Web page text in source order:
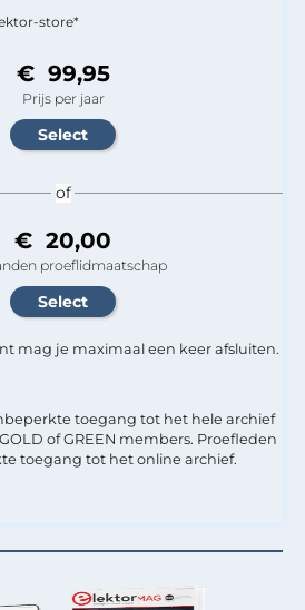
store*
€ 99,95
Prijs per jaar
of
€ 20,00
proeflidmaatschap
mag je maximaal een keer afsluiten.
toegang tot het hele archief
of GREEN members. Proefleden
toegang tot het online archief.